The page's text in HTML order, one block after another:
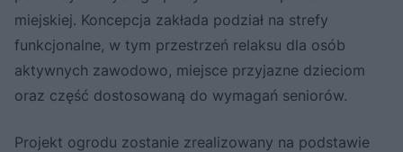
miejskiej. Koncepcja zakłada podział na strefy
funkcjonalne, w tym przestrzeń relaksu dla osób
aktywnych zawodowo, miejsce przyjazne dzieciom
oraz część dostosowaną do wymagań seniorów.
Projekt ogrodu zostanie zrealizowany na podstawie